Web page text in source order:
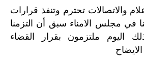
والاتصالات تحترم وتنفذ قرارات
في مجلس الامناء سبق أن
التزمنا
اليوم ملتزمون بقرار
القضاء
الايضاح